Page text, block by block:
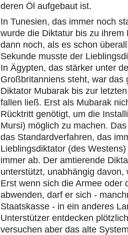
deren Öl aufgebaut ist.
In Tunesien, das immer noch
wurde die Diktatur bis zu
dann noch, als es schon
Sekunde musste der
In Ägypten, das stärker unter
Großbritanniens steht, war
Diktator Mubarak bis zur
fallen ließ. Erst als Mubarak
Rücktritt genötigt, um die
Mursi) möglich zu machen.
das Standardverfahren, das
Lieblingsdiktator (des
immer ab. Der amtierende
unterstützt, unabhängig
Erst wenn sich die Armee oder
abwenden, darf er sich -
Staatskasse - in ein anderes
Unterstützer entdecken
versuchen aber das alte